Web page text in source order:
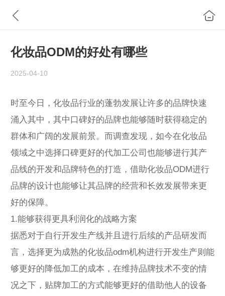
化妆品ODM的好处有哪些
2025-04-10
时至今日，化妆品行业的蓬勃发展让许多的品牌快速
涌入其中，其中口碑好的品牌也能够随时获得稳定的
群体和广阔的发展前景。而调查发现，如今在化妆品
领域之中选择口碑更好的代加工公司也能够进行其产
品线的开发和品牌特色的打造，借助化妆品ODM进行
品牌的设计也能够让其品牌的经营和长效发展带来更
好的保障。
1.能够获得更具利润化的战略方案
据悉对于自行开发生产线并且进行后续的产品研发而
言，选择更为成熟的化妆品odm机构进行开发生产则能
够更好的降低加工的成本，在维持品牌技术不变的情
况之下，贴牌加工的方式能够更好的借助他人的设备